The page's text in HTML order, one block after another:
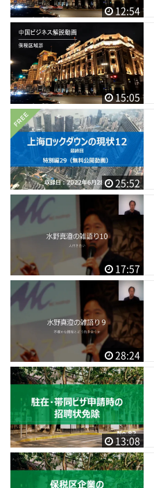
12:54
15:05
25:52
17:57
28:24
13:08